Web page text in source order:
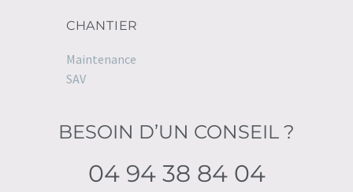
CHANTIER
Maintenance
SAV
BESOIN D’UN CONSEIL ?
04 94 38 84 04